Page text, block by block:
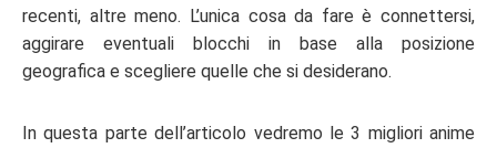
recenti, altre meno. L’unica cosa da fare è connettersi,
aggirare eventuali blocchi in base alla posizione
geografica e scegliere quelle che si desiderano.
In questa parte dell’articolo vedremo le 3 migliori anime